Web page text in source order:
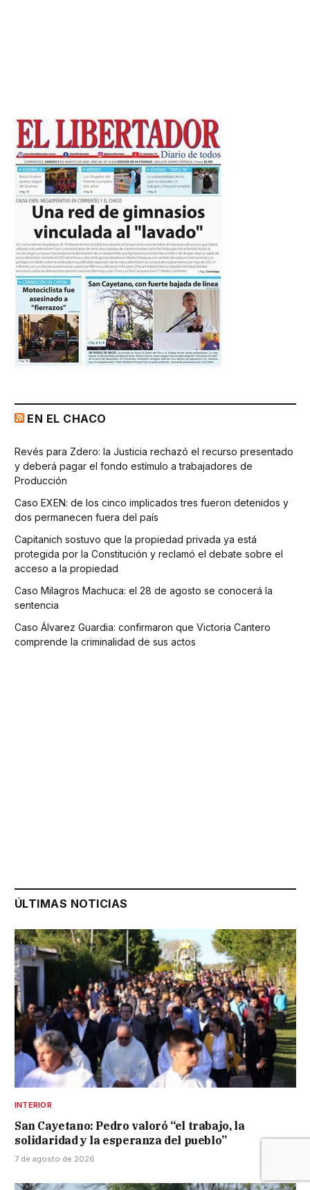
EN EL CHACO
Revés para Zdero: la Justicia rechazó el recurso presentado
y deberá pagar el fondo estímulo a trabajadores de
Producción
Caso EXEN: de los cinco implicados tres fueron detenidos y
dos permanecen fuera del país
Capitanich sostuvo que la propiedad privada ya está
protegida por la Constitución y reclamó el debate sobre el
acceso a la propiedad
Caso Milagros Machuca: el 28 de agosto se conocerá la
sentencia
Caso Álvarez Guardia: confirmaron que Victoria Cantero
comprende la criminalidad de sus actos
ÚLTIMAS NOTICIAS
INTERIOR
San Cayetano: Pedro valoró “el trabajo, la
solidaridad y la esperanza del pueblo”
7 de agosto de 2026